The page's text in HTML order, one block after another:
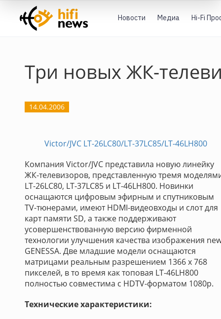
Новости Медиа Hi-Fi
Три новых ЖК-
14.04.2006
Victor/JVC LT-26LC80/LT-37LC85/LT-46LH800
Компания Victor/JVC представила новую линейку
ЖК-телевизоров, представленную тремя
LT-26LC80, LT-37LC85 и LT-46LH800. Новинки
оснащаются цифровым эфирным и спутниковым
TV-тюнерами, имеют HDMI-видеовходы и слот для
карт памяти SD, а также поддерживают
усовершенствованную версию фирменной
технологии улучшения качества изображения
GENESSA. Две младшие модели оснащаются
матрицами реальным разрешением 1366 х 768
пикселей, в то время как топовая LT-46LH800
полностью совместима с HDTV-форматом 1080p.
Технические характеристики: